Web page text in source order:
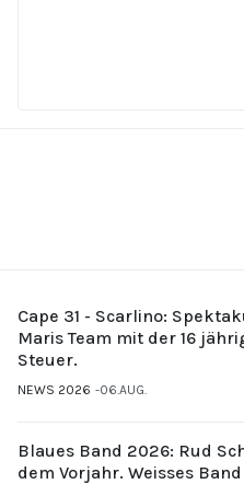
Cape 31 - Scarlino:
Maris Team mit der 16
Steuer.
NEWS 2026 06.AUG.
Blaues Band 2026: Rud
dem Vorjahr. Weisses